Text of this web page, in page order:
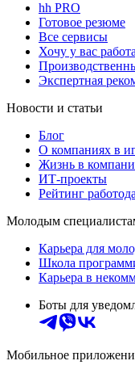
hh PRO
Готовое резюме
Все сервисы
Хочу у вас
Экспертная
Новости и статьи
Блог
О компаниях в
Жизнь в
ИТ-проекты
Рейтинг
Молодым
Карьера для
Школа
Карьера в
Боты для
Мобильное